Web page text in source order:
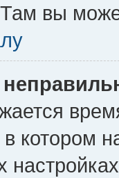
вы
в котором